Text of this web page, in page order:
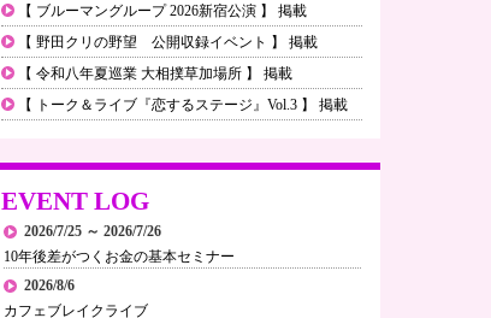
【 ブルーマングループ 2026新宿公演 】 掲載
【 野田クリの野望 公開収録イベント 】 掲載
【 令和八年夏巡業 大相撲草加場所 】 掲載
【 トーク＆ライブ『恋するステージ』Vol.3 】 掲載
EVENT LOG
2026/7/25 ～ 2026/7/26
10年後差がつくお金の基本セミナー
2026/8/6
カフェブレイクライブ